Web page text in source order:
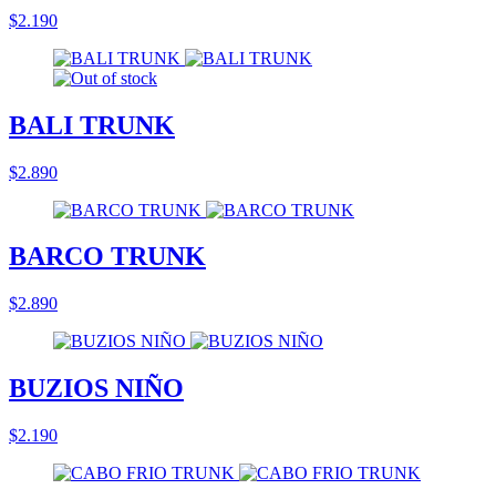
$2.190
BALI TRUNK
$2.890
BARCO TRUNK
$2.890
BUZIOS NIÑO
$2.190